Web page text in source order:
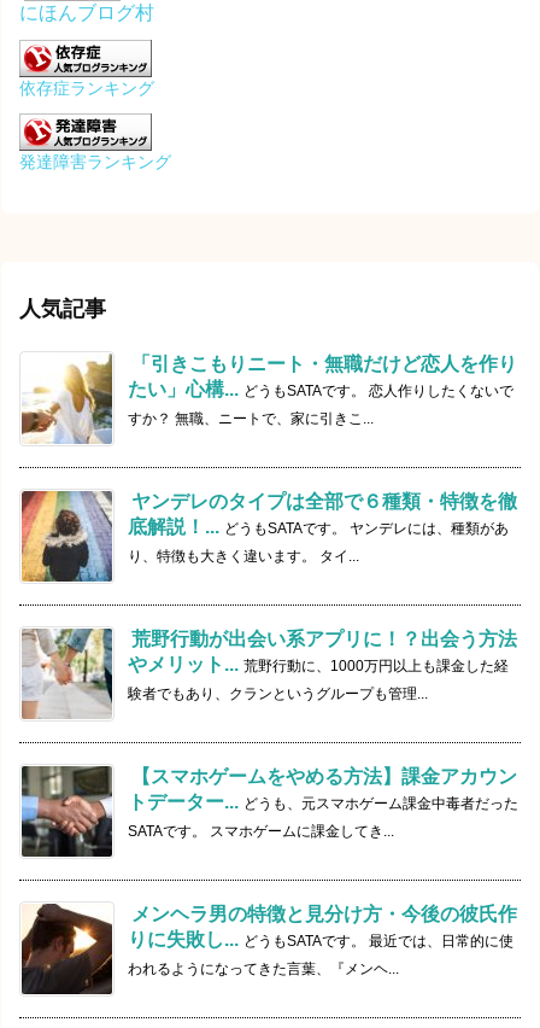
にほんブログ村
依存症ランキング
発達障害ランキング
人気記事
「引きこもりニート・無職だけど恋人を作り
たい」心構... どうもSATAです。 恋人作りしたくないで
すか？ 無職、ニートで、家に引きこ...
ヤンデレのタイプは全部で６種類・特徴を徹
底解説！... どうもSATAです。 ヤンデレには、種類があ
り、特徴も大きく違います。 タイ...
荒野行動が出会い系アプリに！？出会う方法
やメリット... 荒野行動に、1000万円以上も課金した経
験者でもあり、クランというグループも管理...
【スマホゲームをやめる方法】課金アカウン
トデーター... どうも、元スマホゲーム課金中毒者だった
SATAです。 スマホゲームに課金してき...
メンヘラ男の特徴と見分け方・今後の彼氏作
りに失敗し... どうもSATAです。 最近では、日常的に使
われるようになってきた言葉、『メンヘ...